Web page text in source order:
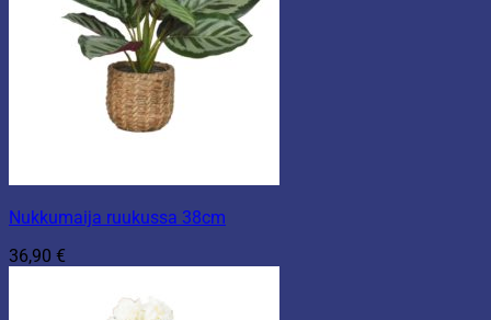
Nukkumaija ruukussa 38cm
36,90 €